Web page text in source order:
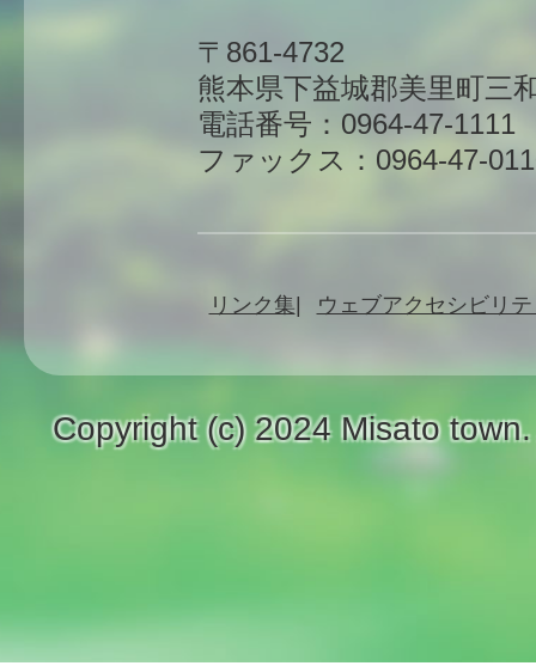
〒861-4732
熊本県下益城郡美里町三
電話番号：0964-47-1111
ファックス：0964-47-
リンク集 ウェブアクセシビリ
Copyright (c) 2024 Misato